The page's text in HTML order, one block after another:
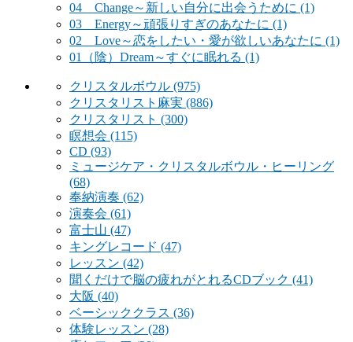
04 Change～新しい自分に出会うために (1)
03 Energy～頑張りすぎのあなたに (1)
02 Love～恋をしたい・愛が欲しいあなたに (1)
01（陰）Dream～すぐに眠れる (1)
クリスタルボウル (975)
クリスタリスト麻実 (886)
クリスタリスト (300)
瞑想会 (115)
CD (93)
ミュージケア・クリスタルボウル・ヒーリング
(68)
奉納演奏 (62)
演奏会 (61)
富士山 (47)
キングレコード (47)
レッスン (42)
聞くだけで脳の疲れがとれるCDブック (41)
大阪 (40)
ベーシッククラス (36)
体験レッスン (28)